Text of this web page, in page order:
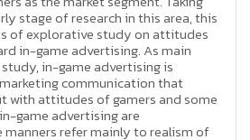
stage of research in this area, this
of explorative study on attitudes
in-game advertising. As main
in-game advertising is
communication that
with attitudes of gamers and some
game advertising are
manners refer mainly to realism of